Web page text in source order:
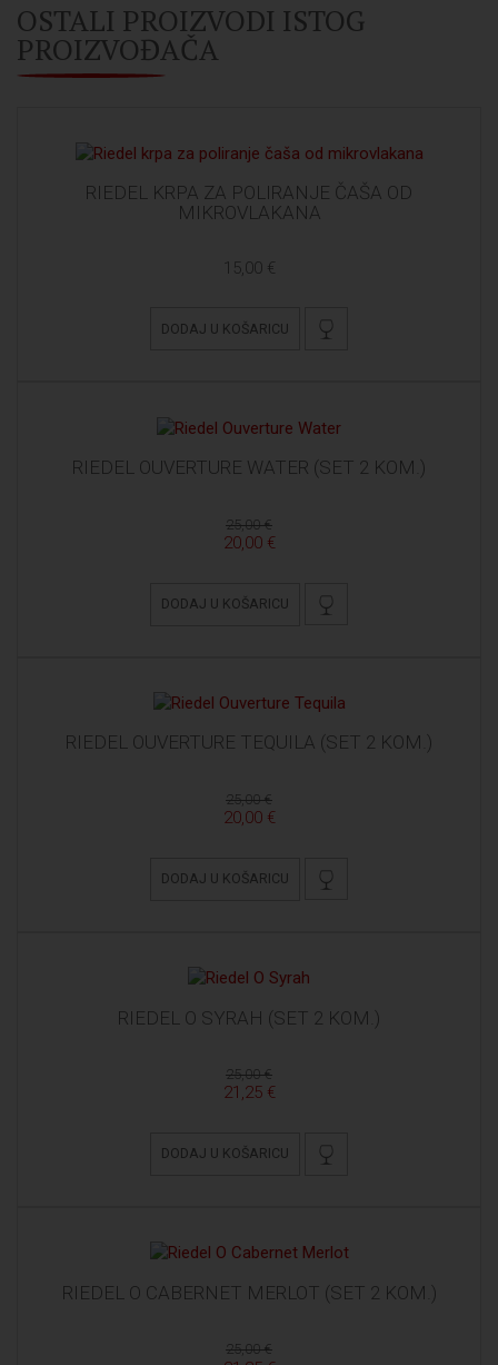
OSTALI PROIZVODI ISTOG
PROIZVOĐAČA
RIEDEL KRPA ZA POLIRANJE ČAŠA OD
MIKROVLAKANA
15,00 €
DODAJ U KOŠARICU
RIEDEL OUVERTURE WATER (SET 2 KOM.)
25,00 €
20,00 €
DODAJ U KOŠARICU
RIEDEL OUVERTURE TEQUILA (SET 2 KOM.)
25,00 €
20,00 €
DODAJ U KOŠARICU
RIEDEL O SYRAH (SET 2 KOM.)
25,00 €
21,25 €
DODAJ U KOŠARICU
RIEDEL O CABERNET MERLOT (SET 2 KOM.)
25,00 €